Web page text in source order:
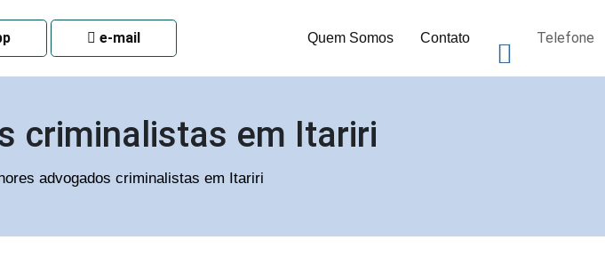
e-mail Quem Somos Contato Telefone
criminalistas em Itariri
advogados criminalistas em Itariri